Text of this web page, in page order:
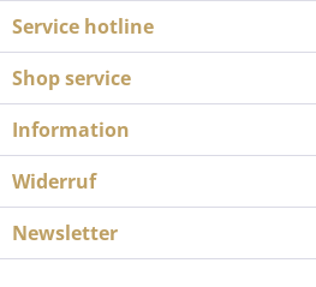
Service hotline
Shop service
Information
Widerruf
Newsletter